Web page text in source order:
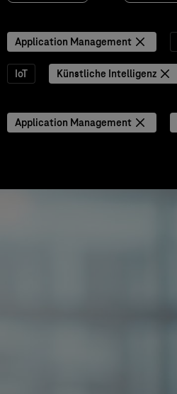
Application Management
IoT Künstliche Intelligenz
Application Management